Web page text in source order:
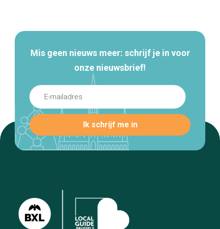
Mis geen nieuws meer: schrijf je in voor
onze nieuwsbrief!